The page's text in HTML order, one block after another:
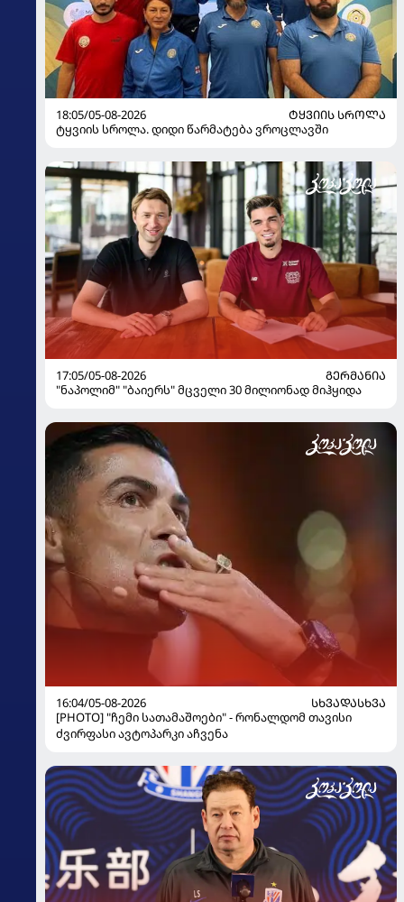
18:05/05-08-2026
ᲢᲧᲕᲘᲘᲡ ᲡᲠᲝᲚᲐ
ტყვიის სროლა. დიდი წარმატება ვროცლავში
17:05/05-08-2026
ᲒᲔᲠᲛᲐᲜᲘᲐ
"ნაპოლიმ" "ბაიერს" მცველი 30 მილიონად მიჰყიდა
16:04/05-08-2026
ᲡᲮᲕᲐᲓᲐᲡᲮᲕᲐ
[PHOTO] "ჩემი სათამაშოები" - რონალდომ თავისი
ძვირფასი ავტოპარკი აჩვენა